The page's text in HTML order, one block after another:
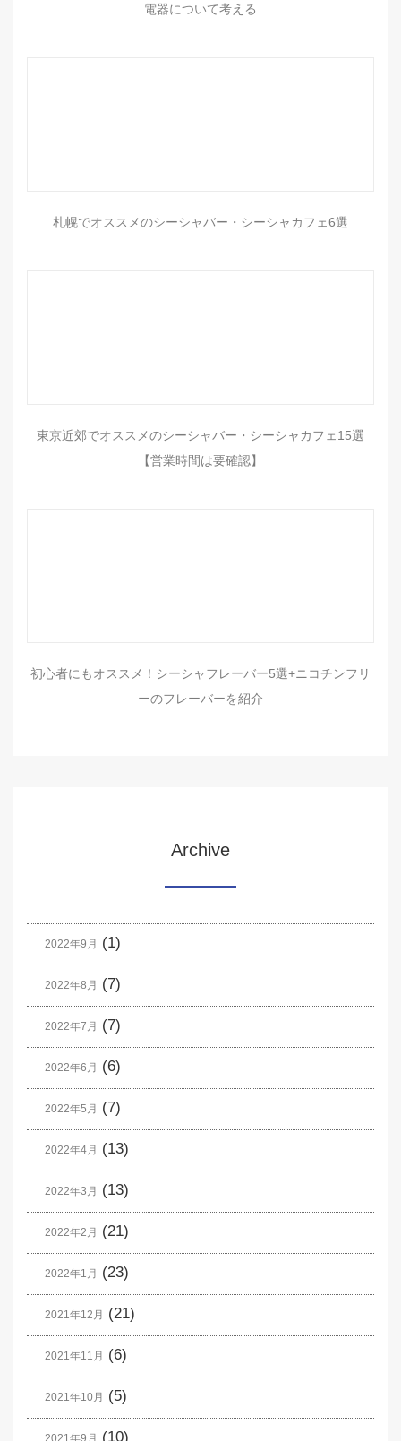
電器について考える
札幌でオススメのシーシャバー・シーシャカフェ6選
東京近郊でオススメのシーシャバー・シーシャカフェ15選
【営業時間は要確認】
初心者にもオススメ！シーシャフレーバー5選+ニコチンフリ
ーのフレーバーを紹介
Archive
2022年9月 (1)
2022年8月 (7)
2022年7月 (7)
2022年6月 (6)
2022年5月 (7)
2022年4月 (13)
2022年3月 (13)
2022年2月 (21)
2022年1月 (23)
2021年12月 (21)
2021年11月 (6)
2021年10月 (5)
2021年9月 (10)